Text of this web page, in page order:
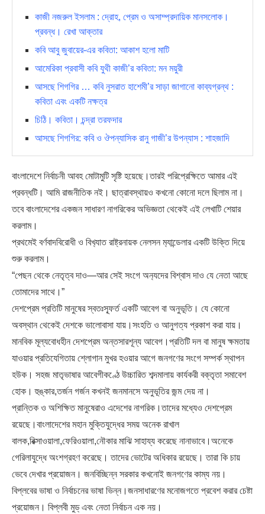
কাজী নজরুল ইসলাম : দ্রোহ, প্রেম ও অসাম্প্রদায়িক মানসলোক।
প্রবন্ধ। রেখা আক্তার
কবি আবু জুবায়ের-এর কবিতা: আকাশ হলো মাটি
আমেরিকা প্রবাসী কবি যুথী কাজী’র কবিতা: মন ময়ুরী
আসছে শিগগির … কবি নুসরাত হাশেমী’র সাড়া জাগানো কাব্যগ্রন্থ :
কবিতা এবং একটি নক্ষত্র
চিঠি। কবিতা। চন্দ্রা তরফদার
আসছে শিগগির: কবি ও ঔপন্যাসিক রানু গাজী’র উপন্যাস : শাহজাদি
বাংলাদেশে নির্বাচনী আবহ মোটামুটি সৃষ্টি হয়েছে।তারই পরিপ্রেক্ষিতে আমার এই
প্রবন্ধটি। আমি রাজনীতিক নই। ছাত্রাবস্থায়ও কখনো কোনো দলে ছিলাম না।
তবে বাংলাদেশের একজন সাধারণ নাগরিকের অভিজ্ঞতা থেকেই এই লেখাটি শেয়ার
করলাম।
প্রথমেই বর্ণবাদবিরোধী ও বিখ‍্যাত রাষ্ট্রনায়ক নেলসন ম‍্যান্ডেলার একটি উক্তি দিয়ে
শুরু করলাম।
“পেছন থেকে নেতৃত্ব দাও—আর সেই সংগে অন‍্যদের বিশ্বাস দাও যে নেতা আছে
তোমাদের সাথে।”
দেশপ্রেম প্রতিটি মানুষের স্বতঃস্ফূর্ত একটি আবেগ বা অনুভূতি। যে কোনো
অবস্থান থেকেই দেশকে ভালোবাসা যায়।সংহতি ও আনুগত্য প্রকাশ করা যায়।
মানবিক মূল্যবোধহীন দেশপ্রেম অন্তসারশূন্য আবেগ।প্রতিটি দল বা মানুষ ক্ষমতায়
যাওয়ার প্রতিযেগিতায় শ্লোগান মুখর হওয়ার আগে জনগণের সংগে সম্পর্ক স্থাপন
হউক। সহজ মাতৃভাষার আবেগীকণ্ঠে উচ্চারিত শব্দমালায় কার্যকরী বক্তৃতা সমাবেশ
হোক। হুঙ্কার,তর্জন গর্জন কখনই জনমানসে অনুভূতির জন্ম দেয় না।
প্রান্তিক ও অশিক্ষিত মানুষেরাও এদেশের নাগরিক।তাদের মধ্যেও দেশপ্রেম
রয়েছে।বাংলাদেশের মহান মুক্তিযুদ্ধের সময় অনেক রাখাল
বালক,রিক্সাওয়ালা,ফেরিওয়ালা,নৌকার মাঝি সাহায্য করেছে নানাভাবে।অনেকে
গেরিলাযুদ্ধে অংশগ্রহণ করেছে। তাদের ভোটের অধিকার রয়েছে। তারা কি চায়
ভেবে দেখার প্রয়োজন। জনবিচ্ছিন্ন সরকার কখনোই জনগণের কাম্য নয়।
বিপ্লবের ভাষা ও নির্বাচনের ভাষা ভিন্ন।জনসাধারণের মনোজগতে প্রবেশ করার চেষ্টা
প্রয়োজন। বিপ্লবী মুড্ এবং নেতা নির্বাচন এক নয়।